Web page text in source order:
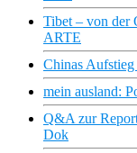
Tibet – von der
ARTE
Chinas
mein ausland:
Q&A zur
Dok